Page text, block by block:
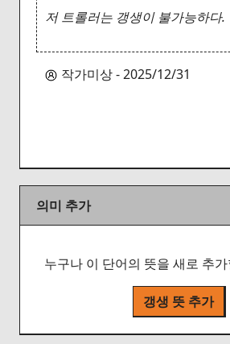
저 트롤러는 갱생이 불가능하다.
작가미상 - 2025/12/31
의미 추가
누구나 이 단어의 뜻을 새로 추
갱생 뜻 추가